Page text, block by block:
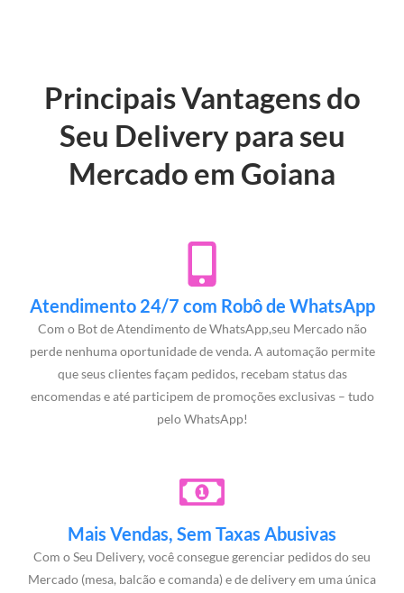
Principais Vantagens do
Seu Delivery para seu
Mercado em Goiana
Atendimento 24/7 com Robô de WhatsApp
Com o Bot de Atendimento de WhatsApp,seu Mercado não
perde nenhuma oportunidade de venda. A automação permite
que seus clientes façam pedidos, recebam status das
encomendas e até participem de promoções exclusivas – tudo
pelo WhatsApp!
Mais Vendas, Sem Taxas Abusivas
Com o Seu Delivery, você consegue gerenciar pedidos do seu
Mercado (mesa, balcão e comanda) e de delivery em uma única